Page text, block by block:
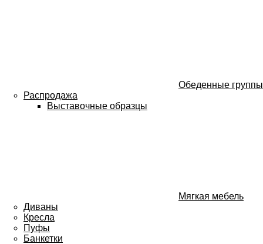
Обеденные группы
Распродажа
Выставочные образцы
Мягкая мебель
Диваны
Кресла
Пуфы
Банкетки